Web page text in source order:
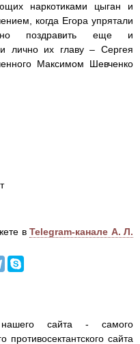
наркотиками цыган и
когда Егора упрятали
поздравить еще и
и лично их главу – Сергея
Максимом Шевченко
в Telegram-канале А. Л.
нашего сайта - самого
сайта